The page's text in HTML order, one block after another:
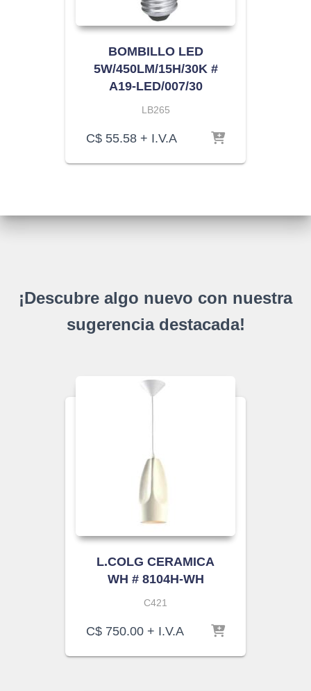
BOMBILLO LED
5W/450LM/15H/30K #
A19-LED/007/30
LB265
C$ 55.58 + I.V.A
¡Descubre algo nuevo con nuestra
sugerencia destacada!
L.COLG CERAMICA
WH # 8104H-WH
C421
C$ 750.00 + I.V.A